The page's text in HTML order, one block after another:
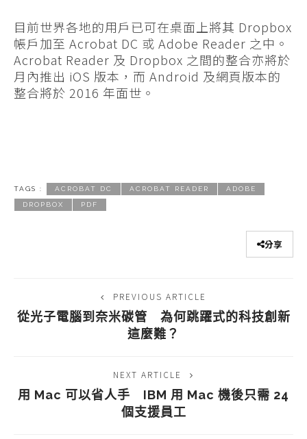
目前世界各地的用戶已可在桌面上將其 Dropbox
帳戶加至 Acrobat DC 或 Adobe Reader 之中。
Acrobat Reader 及 Dropbox 之間的整合亦將於
月內推出 iOS 版本，而 Android 及網頁版本的
整合將於 2016 年面世。
TAGS : ACROBAT DC ACROBAT READER ADOBE
DROPBOX PDF
分享
PREVIOUS ARTICLE
從光子電腦到奈米碳管 為何跳躍式的科技創新
這麼難？
NEXT ARTICLE
用 Mac 可以省人手 IBM 用 Mac 機後只需 24
個支援員工